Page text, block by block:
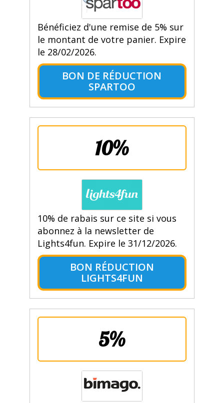
Bénéficiez d'une remise de 5% sur
le montant de votre panier. Expire
le 28/02/2026.
BON DE RÉDUCTION
SPARTOO
10%
10% de rabais sur ce site si vous
abonnez à la newsletter de
Lights4fun. Expire le 31/12/2026.
BON RÉDUCTION
LIGHTS4FUN
5%